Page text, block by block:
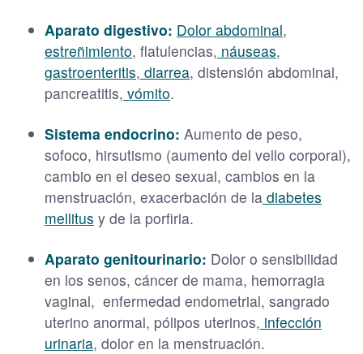
Aparato digestivo: Dolor abdominal,
estreñimiento, flatulencias, náuseas,
gastroenteritis, diarrea, distensión abdominal,
pancreatitis, vómito.
Sistema endocrino: Aumento de peso,
sofoco, hirsutismo (aumento del vello corporal),
cambio en el deseo sexual, cambios en la
menstruación, exacerbación de la diabetes
mellitus y de la porfiria.
Aparato genitourinario: Dolor o sensibilidad
en los senos, cáncer de mama, hemorragia
vaginal, enfermedad endometrial, sangrado
uterino anormal, pólipos uterinos, infección
urinaria, dolor en la menstruación.